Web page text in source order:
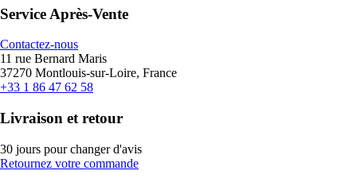
Service Après-Vente
Contactez-nous
11 rue Bernard Maris
37270 Montlouis-sur-Loire, France
+33 1 86 47 62 58
Livraison et retour
30 jours pour changer d'avis
Retournez votre commande